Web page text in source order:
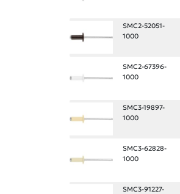
SMC2-52051-
1000
SMC2-67396-
1000
SMC3-19897-
1000
SMC3-62828-
1000
SMC3-91227-